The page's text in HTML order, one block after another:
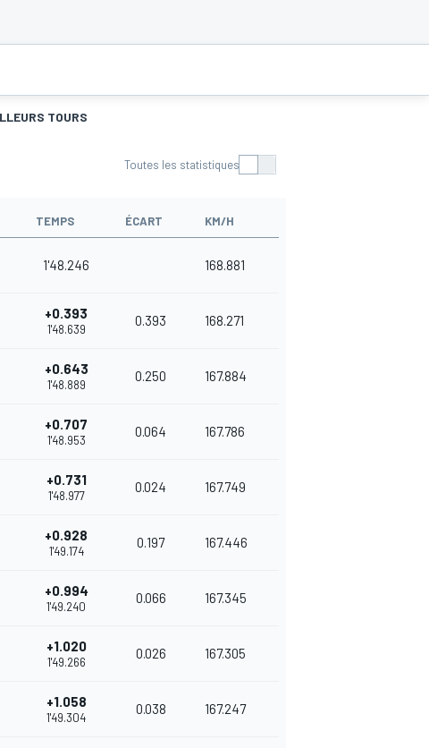
TOURS
Toutes les statistiques
TEMPS ÉCART KM/H
1'48.246 168.881
+0.393
1'48.639
0.393 168.271
+0.643
1'48.889
0.250 167.884
+0.707
1'48.953
0.064 167.786
+0.731
1'48.977
0.024 167.749
+0.928
1'49.174
0.197 167.446
+0.994
1'49.240
0.066 167.345
+1.020
1'49.266
0.026 167.305
+1.058
1'49.304
0.038 167.247